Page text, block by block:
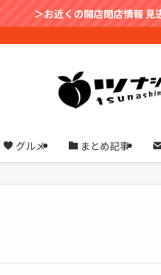
＞お近くの開店閉店情報 見
グルメ まとめ記事